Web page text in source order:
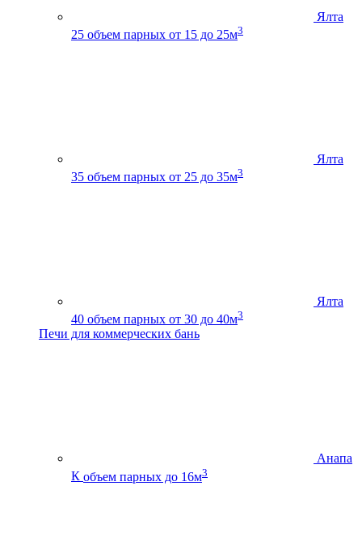
Ялта
25 объем парных от 15 до 25м3
Ялта
35 объем парных от 25 до 35м3
Ялта
40 объем парных от 30 до 40м3
Печи для коммерческих бань
Анапа
К объем парных до 16м3